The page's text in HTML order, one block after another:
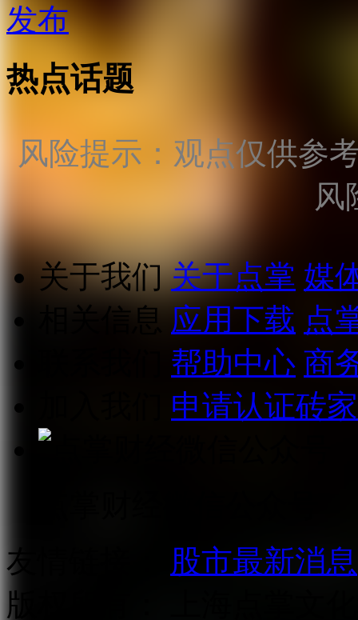
发布
热点话题
风险提示：观点仅供参
风
关于我们 关于点掌 媒
相关信息 应用下载 点
帮助中心 商
申请认证砖家
友情链接：
股市最新消息
版权所有：